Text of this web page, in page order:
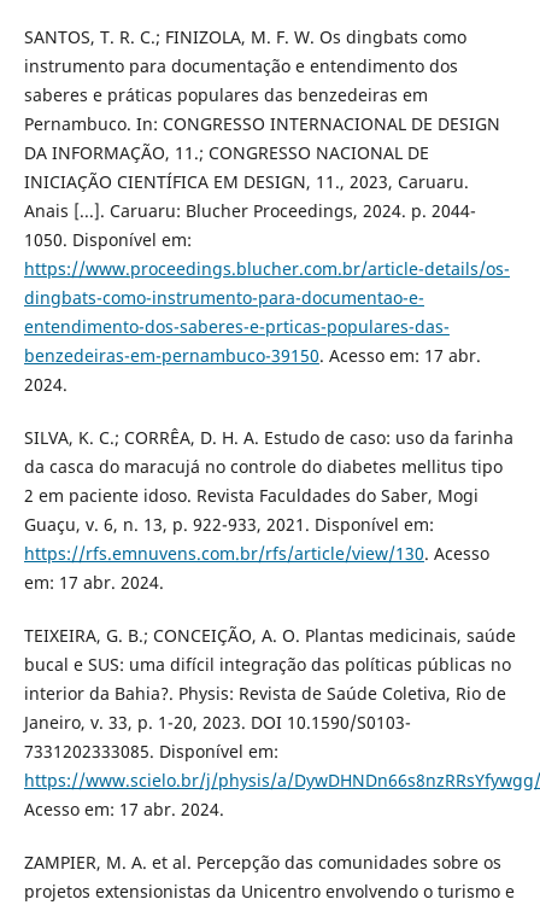
SANTOS, T. R. C.; FINIZOLA, M. F. W. Os dingbats como
instrumento para documentação e entendimento dos
saberes e práticas populares das benzedeiras em
Pernambuco. In: CONGRESSO INTERNACIONAL DE DESIGN
DA INFORMAÇÃO, 11.; CONGRESSO NACIONAL DE
INICIAÇÃO CIENTÍFICA EM DESIGN, 11., 2023, Caruaru.
Anais [...]. Caruaru: Blucher Proceedings, 2024. p. 2044-
1050. Disponível em:
https://www.proceedings.blucher.com.br/article-details/os-
dingbats-como-instrumento-para-documentao-e-
entendimento-dos-saberes-e-prticas-populares-das-
benzedeiras-em-pernambuco-39150. Acesso em: 17 abr.
2024.
SILVA, K. C.; CORRÊA, D. H. A. Estudo de caso: uso da farinha
da casca do maracujá no controle do diabetes mellitus tipo
2 em paciente idoso. Revista Faculdades do Saber, Mogi
Guaçu, v. 6, n. 13, p. 922-933, 2021. Disponível em:
https://rfs.emnuvens.com.br/rfs/article/view/130. Acesso
em: 17 abr. 2024.
TEIXEIRA, G. B.; CONCEIÇÃO, A. O. Plantas medicinais, saúde
bucal e SUS: uma difícil integração das políticas públicas no
interior da Bahia?. Physis: Revista de Saúde Coletiva, Rio de
Janeiro, v. 33, p. 1-20, 2023. DOI 10.1590/S0103-
7331202333085. Disponível em:
https://www.scielo.br/j/physis/a/
Acesso em: 17 abr. 2024.
ZAMPIER, M. A. et al. Percepção das comunidades sobre os
projetos extensionistas da Unicentro envolvendo o turismo e